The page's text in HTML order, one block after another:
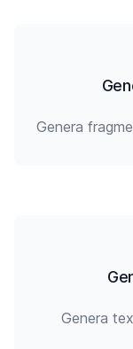
Genera
Genera